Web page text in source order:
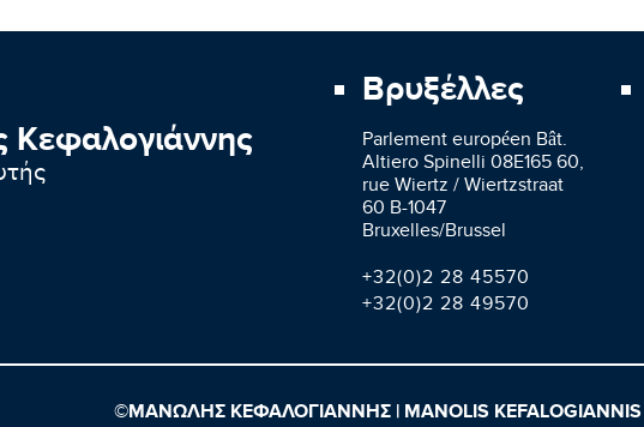
Βρυξέλλες
Parlement européen Bât.
Altiero Spinelli 08E165 60,
rue Wiertz / Wiertzstraat
60 B-1047
Bruxelles/Brussel
+32(0)2 28 45570
+32(0)2 28 49570
©ΜΑΝΩΛΗΣ ΚΕΦΑΛΟΓΙΑΝΝΗΣ | MANOLIS